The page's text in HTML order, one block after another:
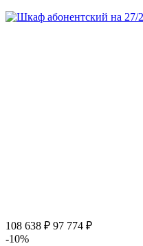
108 638 ₽ 97 774 ₽
-10%